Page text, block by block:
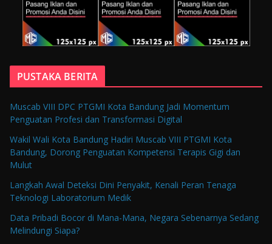
PUSTAKA BERITA
Muscab VIII DPC PTGMI Kota Bandung Jadi Momentum
Penguatan Profesi dan Transformasi Digital
Wakil Wali Kota Bandung Hadiri Muscab VIII PTGMI Kota
Bandung, Dorong Penguatan Kompetensi Terapis Gigi dan
Mulut
Langkah Awal Deteksi Dini Penyakit, Kenali Peran Tenaga
Teknologi Laboratorium Medik
Data Pribadi Bocor di Mana-Mana, Negara Sebenarnya Sedang
Melindungi Siapa?